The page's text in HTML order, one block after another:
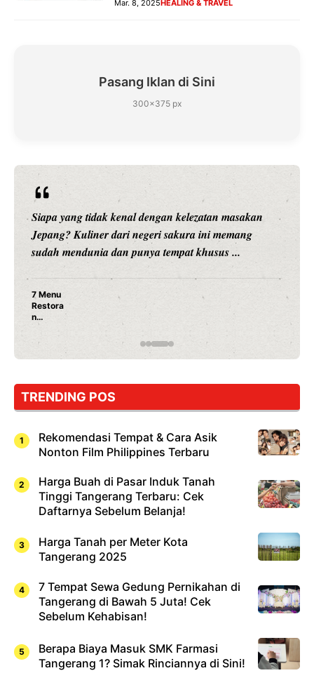
Mar. 8, 2025HEALING & TRAVEL
Pasang Iklan di Sini
300×375 px
Siapa yang tidak kenal dengan kelezatan masakan
Jepang? Kuliner dari negeri sakura ini memang
sudah mendunia dan punya tempat khusus ...
7 Menu
Restora
n
Jepang
Dicoba,
Cuma
Sushi!
TRENDING POS
Rekomendasi Tempat & Cara Asik
Nonton Film Philippines Terbaru
Harga Buah di Pasar Induk Tanah
Tinggi Tangerang Terbaru: Cek
Daftarnya Sebelum Belanja!
Harga Tanah per Meter Kota
Tangerang 2025
7 Tempat Sewa Gedung Pernikahan di
Tangerang di Bawah 5 Juta! Cek
Sebelum Kehabisan!
Berapa Biaya Masuk SMK Farmasi
Tangerang 1? Simak Rinciannya di Sini!